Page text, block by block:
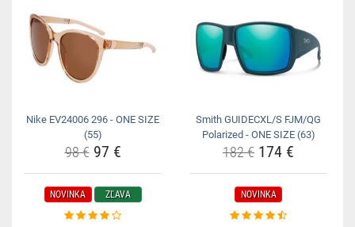
Nike EV24006 296 - ONE SIZE
(55)
98 €97 €
Smith GUIDECXL/S FJM/QG
Polarized - ONE SIZE (63)
182 € 174 €
NOVINKA ZĽAVA NOVINKA